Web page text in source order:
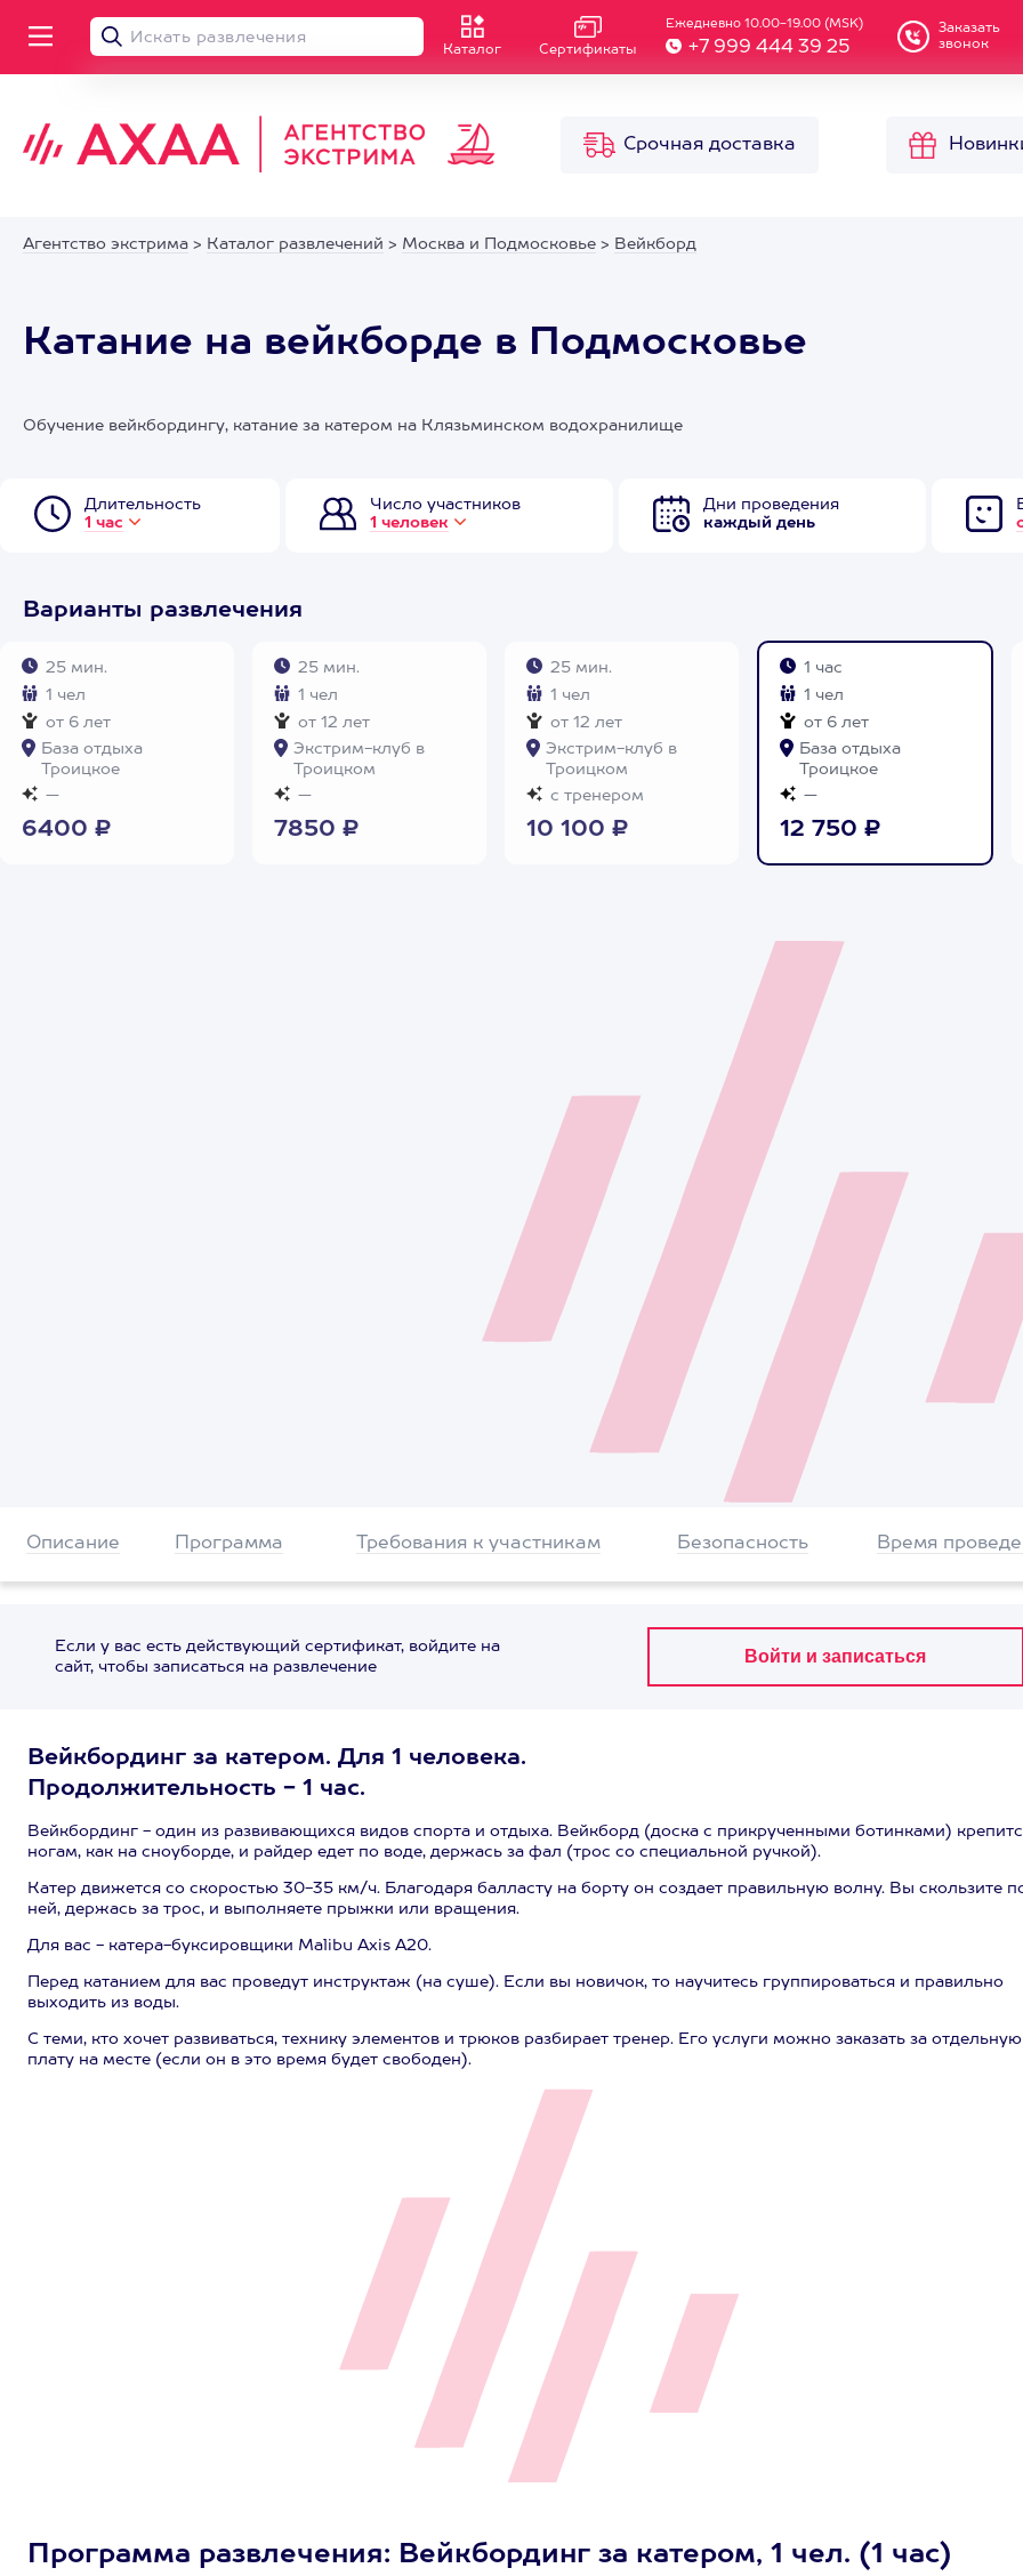
Каталог Сертификаты
Ежедневно 10.00-19.00 (MSK)
+7 999 444 39 25
Заказать
звонок
Срочная доставка
Агентство экстрима > Каталог развлечений > Москва и Подмосковье > Вейкборд
Катание на вейкборде в Подмосковье
Обучение вейкбордингу, катание за катером на Клязьминском водохранилище
Длительность
1 час
Число участников
1 человек
Дни проведения
каждый день
Варианты развлечения
25 мин.
1 чел
от 6 лет
База отдыха
Троицкое
—
6400 ₽
25 мин.
1 чел
от 12 лет
Экстрим-клуб в
Троицком
—
7850 ₽
25 мин.
1 чел
от 12 лет
Экстрим-клуб в
Троицком
с тренером
10 100 ₽
1 час
1 чел
от 6 лет
База отдыха
Троицкое
—
12 750 ₽
Описание Программа Требования к участникам Безопасность Время
Если у вас есть действующий сертификат, войдите на
сайт, чтобы записаться на развлечение
Вейкбординг за катером. Для 1 человека.
Продолжительность - 1 час.
Вейкбординг - один из развивающихся видов спорта и отдыха. Вейкборд (доска с прикрученными ботинками)
ногам, как на сноуборде, и райдер едет по воде, держась за фал (трос со специальной ручкой).
Катер движется со скоростью 30-35 км/ч. Благодаря балласту на борту он создает правильную волну. Вы скользите
ней, держась за трос, и выполняете прыжки или вращения.
Для вас - катера-буксировщики Malibu Axis A20.
Перед катанием для вас проведут инструктаж (на суше). Если вы новичок, то научитесь группироваться и правильно
выходить из воды.
С теми, кто хочет развиваться, технику элементов и трюков разбирает тренер. Его услуги можно заказать за отдельную
плату на месте (если он в это время будет свободен).
Программа развлечения: Вейкбординг за катером, 1 чел. (1 час)